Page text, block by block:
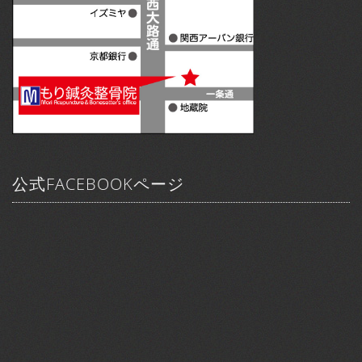
公式FACEBOOKページ